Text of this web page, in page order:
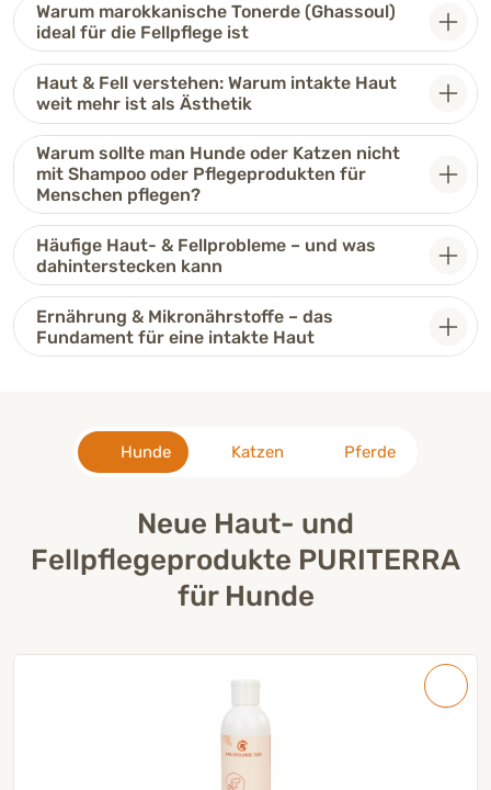
Warum marokkanische Tonerde (Ghassoul)
ideal für die Fellpflege ist
Haut & Fell verstehen: Warum intakte Haut
weit mehr ist als Ästhetik
Warum sollte man Hunde oder Katzen nicht
mit Shampoo oder Pflegeprodukten für
Menschen pflegen?
Häufige Haut- & Fellprobleme – und was
dahinterstecken kann
Ernährung & Mikronährstoffe – das
Fundament für eine intakte Haut
Hunde Katzen Pferde
Neue Haut- und
Fellpflegeprodukte PURITERRA
für Hunde